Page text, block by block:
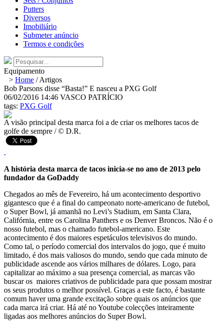
Putters
Diversos
Imobiliário
Submeter anúncio
Termos e condições
Equipamento
> Home /Artigos
Bob Parsons disse “Basta!” E nasceu a PXG Golf
06/02/2016 14:46 VASCO PATRÍCIO
tags: PXG Golf
A visão principal desta marca foi a de criar os melhores tacos de
golfe de sempre / © D.R.
A história desta marca de tacos inicia-se no ano de 2013 pelo
fundador da GoDaddy
Chegados ao mês de Fevereiro, há um acontecimento desportivo
gigantesco que é a final do campeonato norte-americano de futebol,
o Super Bowl, já amanhã no Levi’s Stadium, em Santa Clara,
Califórnia, entre os Carolina Panthers e os Denver Broncos. Não é o
nosso futebol, mas o chamado futebol-americano. Este
acontecimento é dos maiores espetáculos televisivos do mundo.
Como tal, o período comercial dos intervalos do jogo, que é muito
limitado, é dos mais valiosos do mundo, sendo que cada minuto de
publicidade ascende aos vários milhares de dólares. Logo, para
capitalizar ao máximo a sua presença comercial, as marcas vão
buscar os maiores criativos de publicidade para que possam mostrar
os seus produtos o melhor possível. Graças a este facto, é bastante
comum haver uma grande excitação sobre quais os anúncios que
cada marca irá criar. Há até no Youtube colecções inteiramente
ligadas aos melhores anúncios do Super Bowl.